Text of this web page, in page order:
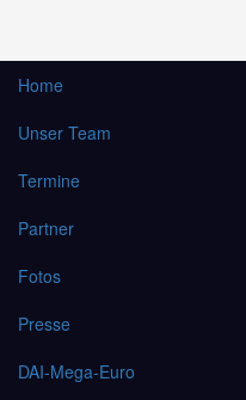
Home
Unser Team
Termine
Partner
Fotos
Presse
DAI-Mega-Euro